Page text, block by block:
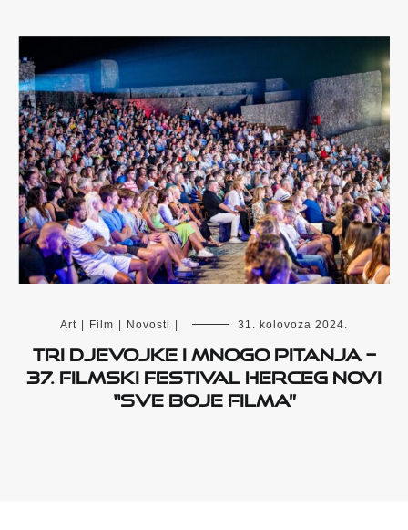
Art Film Novosti 31. kolovoza 2024.
Tri djevojke i mnogo pitanja –
37. Filmski festival Herceg Novi
“Sve boje filma”